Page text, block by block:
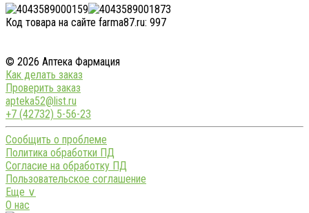
Код товара на сайте farma87.ru: 997
© 2026 Аптека Фармация
Как делать заказ
Проверить заказ
apteka52@list.ru
+7 (42732) 5-56-23
Сообщить о проблеме
Политика обработки ПД
Согласие на обработку ПД
Пользовательское соглашение
Еще ∨
О нас